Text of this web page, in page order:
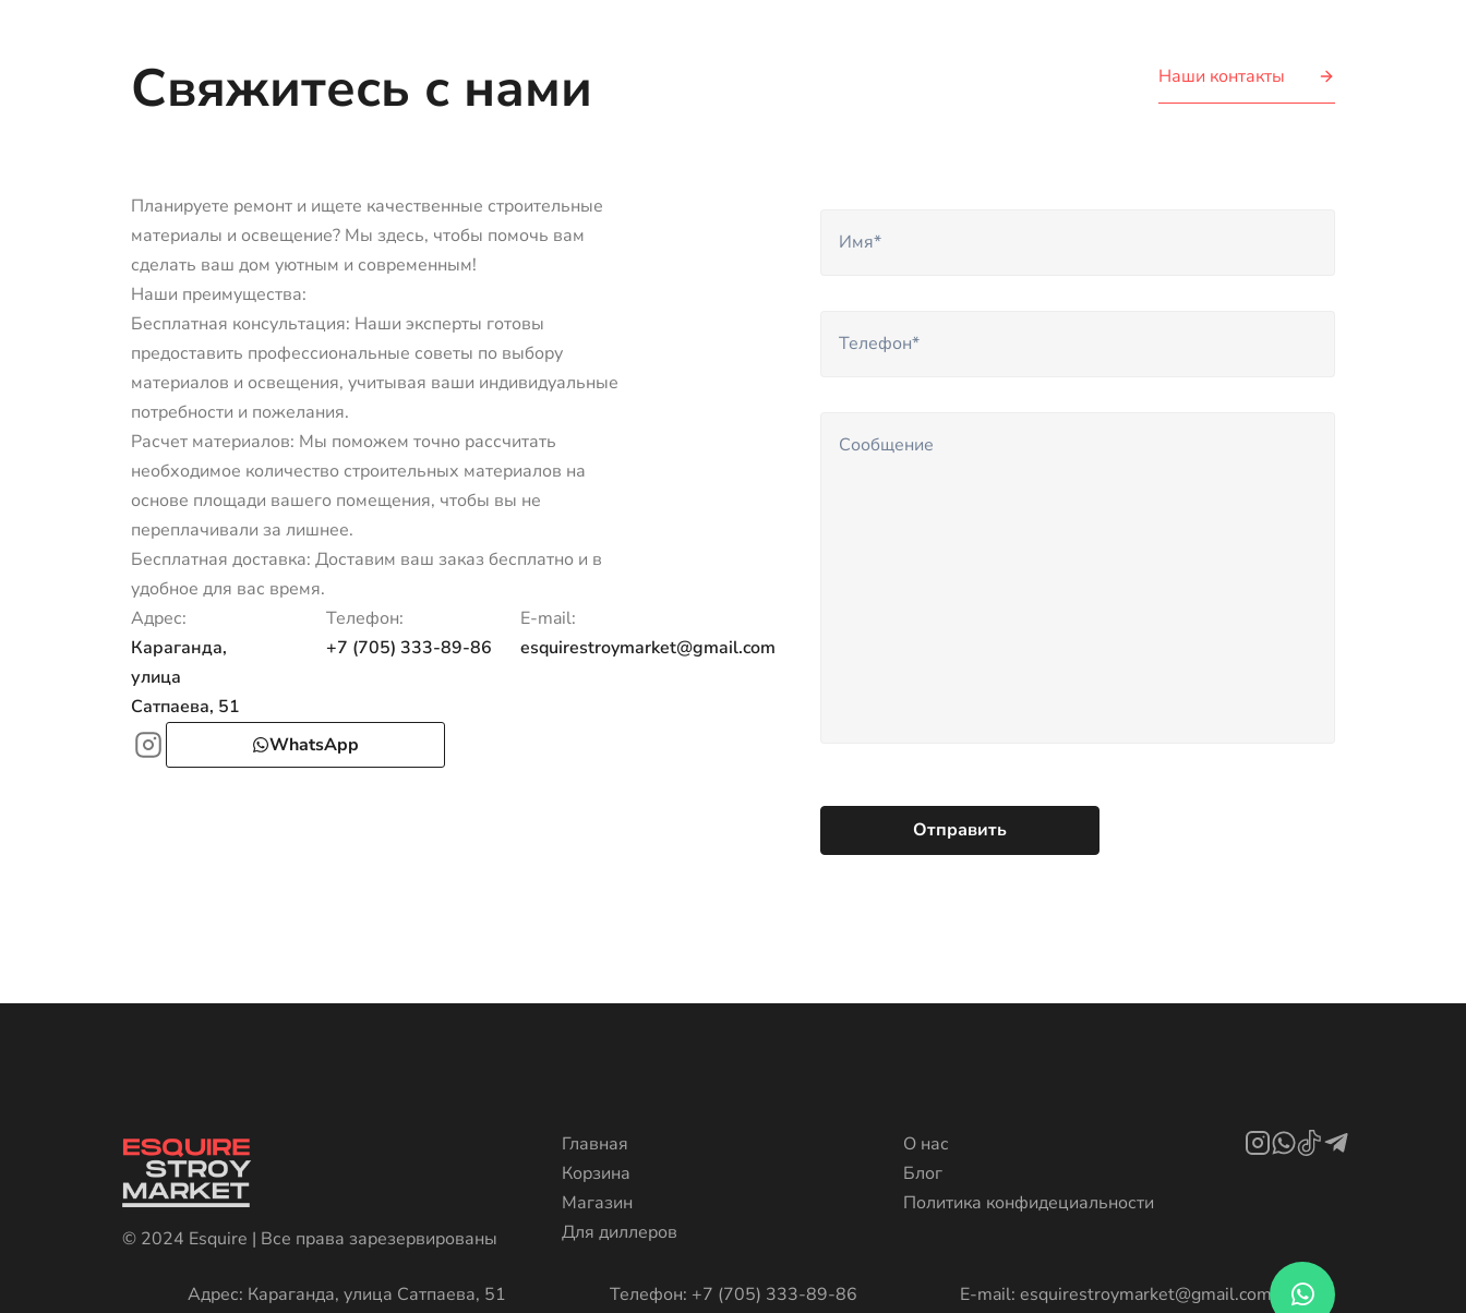
Свяжитесь с нами Наши контакты
Планируете ремонт и ищете качественные строительные
материалы и освещение? Мы здесь, чтобы помочь вам
сделать ваш дом уютным и современным!
Наши преимущества:
Бесплатная консультация: Наши эксперты готовы
предоставить профессиональные советы по выбору
материалов и освещения, учитывая ваши индивидуальные
потребности и пожелания.
Расчет материалов: Мы поможем точно рассчитать
необходимое количество строительных материалов на
основе площади вашего помещения, чтобы вы не
переплачивали за лишнее.
Бесплатная доставка: Доставим ваш заказ бесплатно и в
удобное для вас время.
Адрес:
Караганда,
улица
Сатпаева, 51
Телефон:
+7 (705) 333-89-86
E-mail:
esquirestroymarket@gmail.com
WhatsApp
© 2024 Esquire | Все права зарезервированы
Главная
Корзина
Магазин
Для диллеров
О нас
Блог
Политика конфидециальности
Адрес: Караганда, улица Сатпаева, 51 Телефон: +7 (705) 333-89-86 E-mail: esquirestroymarket@gmail.com